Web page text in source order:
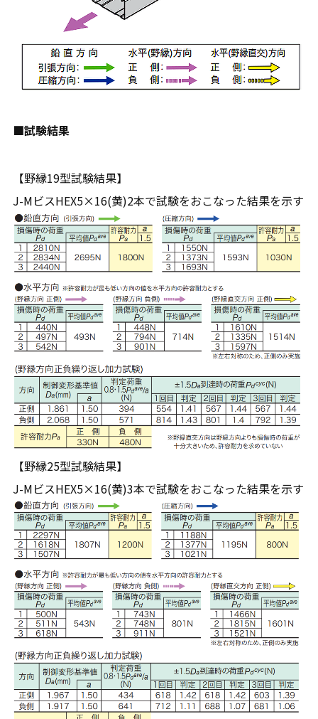
■試験結果
【野縁19型試験結果】
J-MビスHEX5×16(黄)2本で試験をおこなった結果を示す
【野縁25型試験結果】
J-MビスHEX5×16(黄)3本で試験をおこなった結果を示す